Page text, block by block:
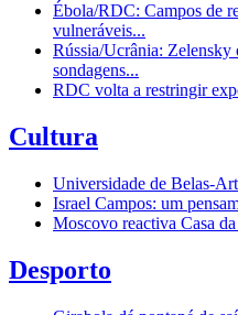
Ébola/RDC: Campos de
vulneráveis...
Rússia/Ucrânia: Zelensky
sondagens...
RDC volta a restringir
Cultura
Universidade de Belas-
Israel Campos: um
Moscovo reactiva Casa
Desporto